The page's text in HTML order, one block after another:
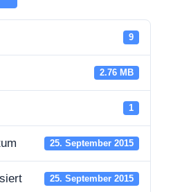
9
2.76 MB
1
25. Sep­tem­ber 2015
25. Sep­tem­ber 2015